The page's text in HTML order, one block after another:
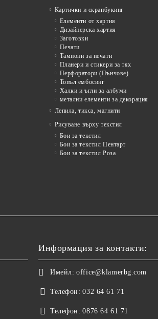
Картички и скрапбукинг
Елементи от хартия
Дизайнерска хартия
Заготовки
Печати
Тампони за печати
Планери и стикери за тях
Перфоратори (Пънчове)
Топъл ембосинг
Халки и ъгли за албуми
метални елементи за декорация
Лепила, тикса, магнити
Рисуване върху текстил
Бои за текстил
Бои за текстил Пентарт
Бои за текстил Роза
Информация за контакти:
Имейл: office@klamerbg.com
Телефон: 032 64 61 71
Телефон: 0876 64 61 71